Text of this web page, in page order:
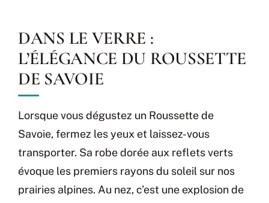
DANS LE VERRE :
L’ÉLÉGANCE DU ROUSSETTE
DE SAVOIE
Lorsque vous dégustez un Roussette de
Savoie, fermez les yeux et laissez-vous
transporter. Sa robe dorée aux reflets verts
évoque les premiers rayons du soleil sur nos
prairies alpines. Au nez, c’est une explosion de